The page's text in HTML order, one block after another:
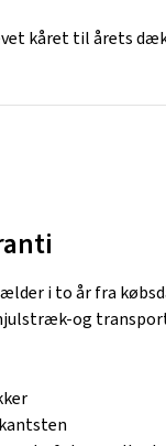
kåret til årets
i to år fra
og